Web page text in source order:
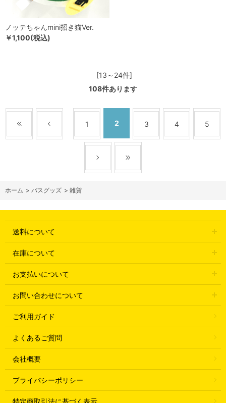
ノッテちゃんmini招き猫Ver.
￥1,100(税込)
[13～24件]
108件あります
1 2 3 4 5
ホーム > バスグッズ > 雑貨
送料について
在庫について
お支払いについて
お問い合わせについて
ご利用ガイド
よくあるご質問
会社概要
プライバシーポリシー
特定商取引法に基づく表示